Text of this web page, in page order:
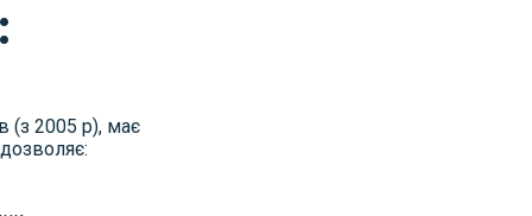
(з 2005 р), має